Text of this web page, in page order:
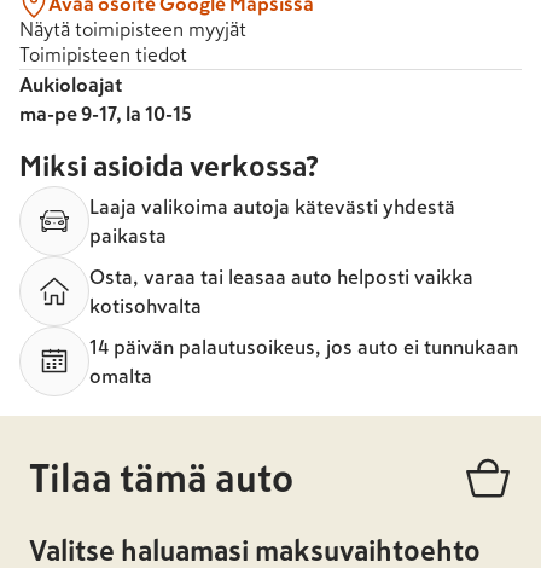
Avaa osoite Google Mapsissa
Näytä toimipisteen myyjät
Toimipisteen tiedot
Aukioloajat
ma-pe 9-17, la 10-15
Miksi asioida verkossa?
Laaja valikoima autoja kätevästi yhdestä
paikasta
Osta, varaa tai leasaa auto helposti vaikka
kotisohvalta
14 päivän palautusoikeus, jos auto ei tunnukaan
omalta
Tilaa tämä auto
Valitse haluamasi maksuvaihtoehto